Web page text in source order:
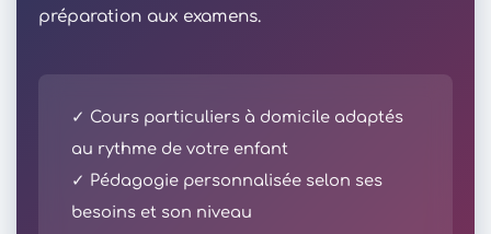
préparation aux examens.
✓ Cours particuliers à domicile adaptés
au rythme de votre enfant
✓ Pédagogie personnalisée selon ses
besoins et son niveau